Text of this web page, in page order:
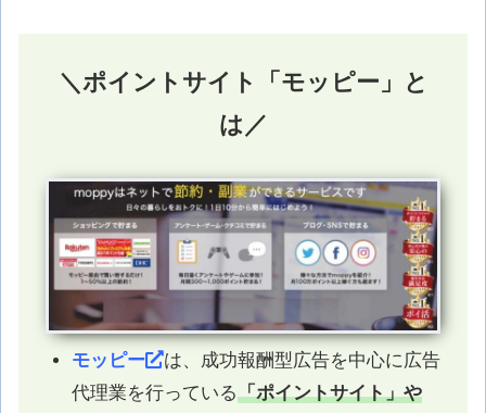
＼ポイントサイト「モッピー」と
は／
モッピー
は、成功報酬型広告を中心に広告
代理業を行っている「ポイントサイト」や